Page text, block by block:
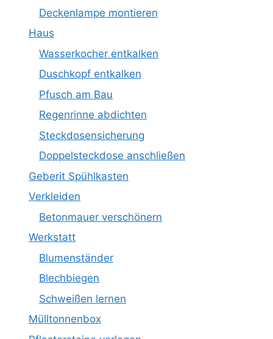
Deckenlampe montieren
Haus
Wasserkocher entkalken
Duschkopf entkalken
Pfusch am Bau
Regenrinne abdichten
Steckdosensicherung
Doppelsteckdose anschließen
Geberit Spühlkasten
Verkleiden
Betonmauer verschönern
Werkstatt
Blumenständer
Blechbiegen
Schweißen lernen
Mülltonnenbox